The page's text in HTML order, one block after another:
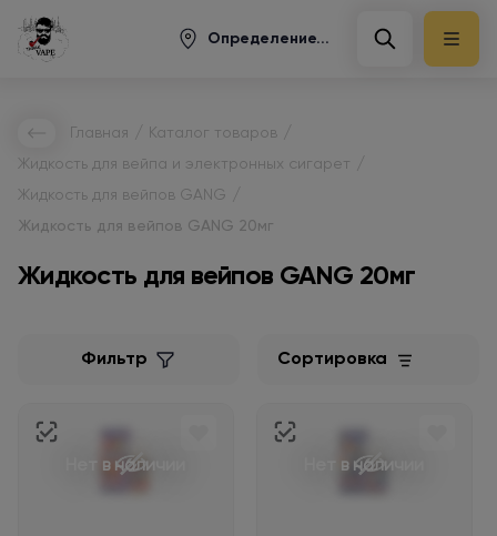
Определение...
Главная Каталог товаров
Жидкость для вейпа и электронных сигарет
Жидкость для вейпов GANG
Жидкость для вейпов GANG 20мг
Жидкость для вейпов GANG 20мг
Фильтр Сортировка
Нет в наличии Нет в наличии